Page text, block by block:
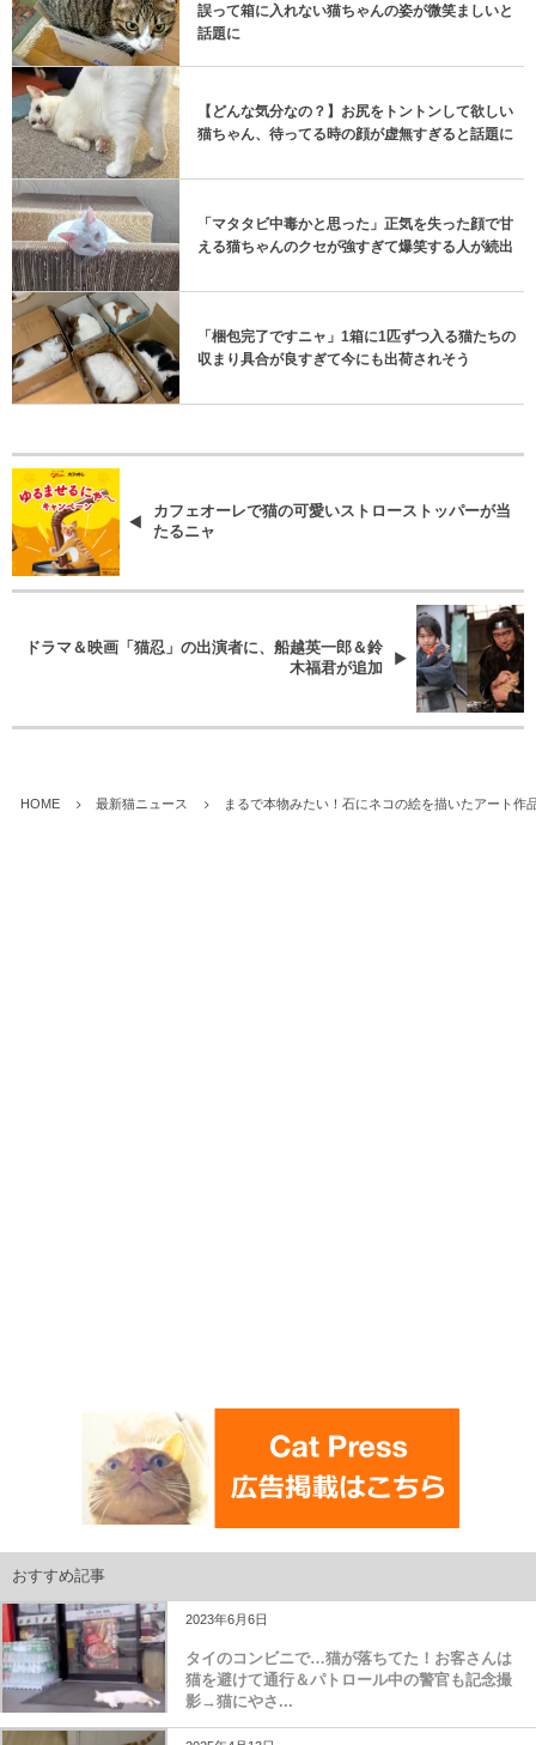
誤って箱に入れない猫ちゃんの姿が微笑ましいと
話題に
【どんな気分なの？】お尻をトントンして欲しい
猫ちゃん、待ってる時の顔が虚無すぎると話題に
「マタタビ中毒かと思った」正気を失った顔で甘
える猫ちゃんのクセが強すぎて爆笑する人が続出
「梱包完了ですニャ」1箱に1匹ずつ入る猫たちの
収まり具合が良すぎて今にも出荷されそう
カフェオーレで猫の可愛いストローストッパーが当
たるニャ
ドラマ＆映画「猫忍」の出演者に、船越英一郎＆鈴
木福君が追加
HOME 最新猫ニュース まるで本物みたい！石にネコの絵を描いたアート作
おすすめ記事
2023年6月6日
タイのコンビニで…猫が落ちてた！お客さんは
猫を避けて通行＆パトロール中の警官も記念撮
影→猫にやさ...